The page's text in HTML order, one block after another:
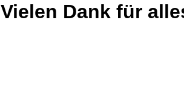
Vielen Dank für